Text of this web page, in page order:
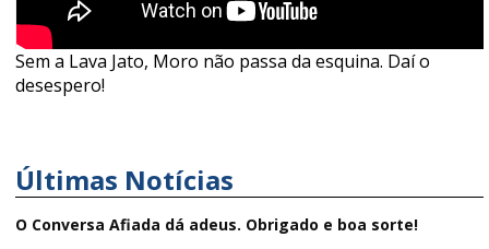
Sem a Lava Jato, Moro não passa da esquina. Daí o
desespero!
Últimas Notícias
O Conversa Afiada dá adeus. Obrigado e boa sorte!